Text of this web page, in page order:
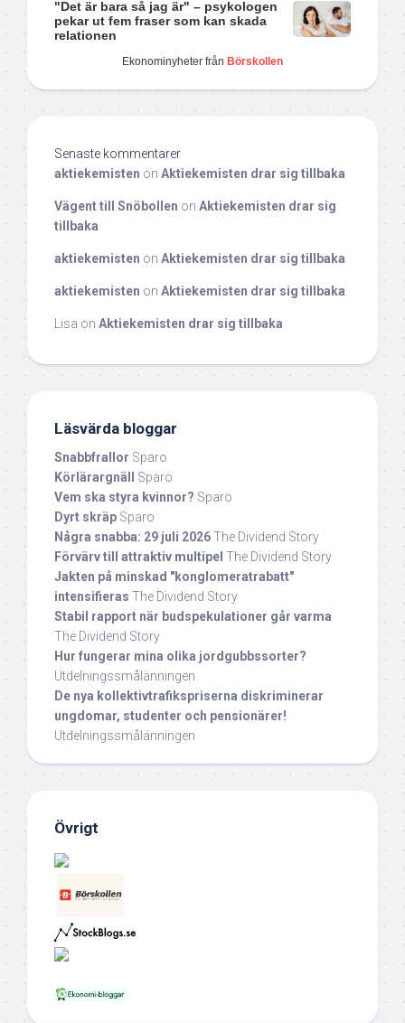
"Det är bara så jag är" – psykologen
pekar ut fem fraser som kan skada
relationen
Ekonominyheter från Börskollen
Senaste kommentarer
aktiekemisten on Aktiekemisten drar sig tillbaka
Vägent till Snöbollen on Aktiekemisten drar sig
tillbaka
aktiekemisten on Aktiekemisten drar sig tillbaka
aktiekemisten on Aktiekemisten drar sig tillbaka
Lisa on Aktiekemisten drar sig tillbaka
Läsvärda bloggar
Snabbfrallor Sparo
Körlärargnäll Sparo
Vem ska styra kvinnor? Sparo
Dyrt skräp Sparo
Några snabba: 29 juli 2026The Dividend Story
Förvärv till attraktiv multipel The Dividend Story
Jakten på minskad "konglomeratrabatt"
intensifieras The Dividend Story
Stabil rapport när budspekulationer går varma
The Dividend Story
Hur fungerar mina olika jordgubbssorter?
Utdelningssmålänningen
De nya kollektivtrafikspriserna diskriminerar
ungdomar, studenter och pensionärer!
Utdelningssmålänningen
Övrigt